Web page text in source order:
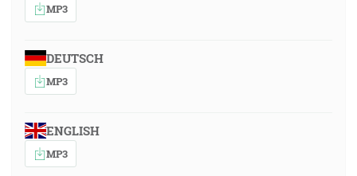
MP3
DEUTSCH
MP3
ENGLISH
MP3